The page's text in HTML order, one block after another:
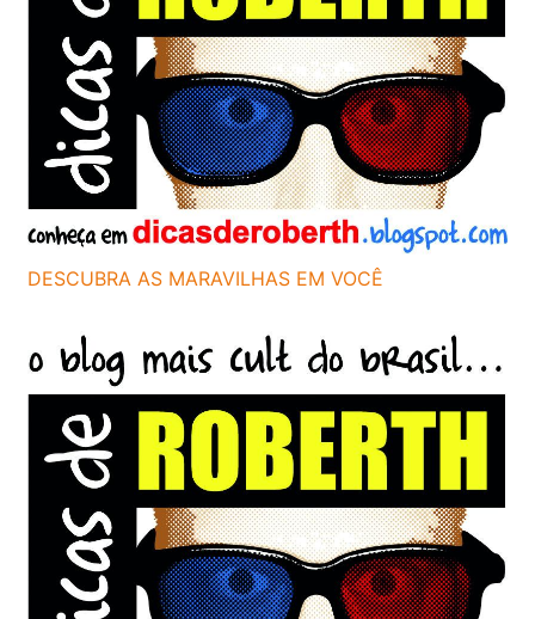
DESCUBRA AS MARAVILHAS EM VOCÊ